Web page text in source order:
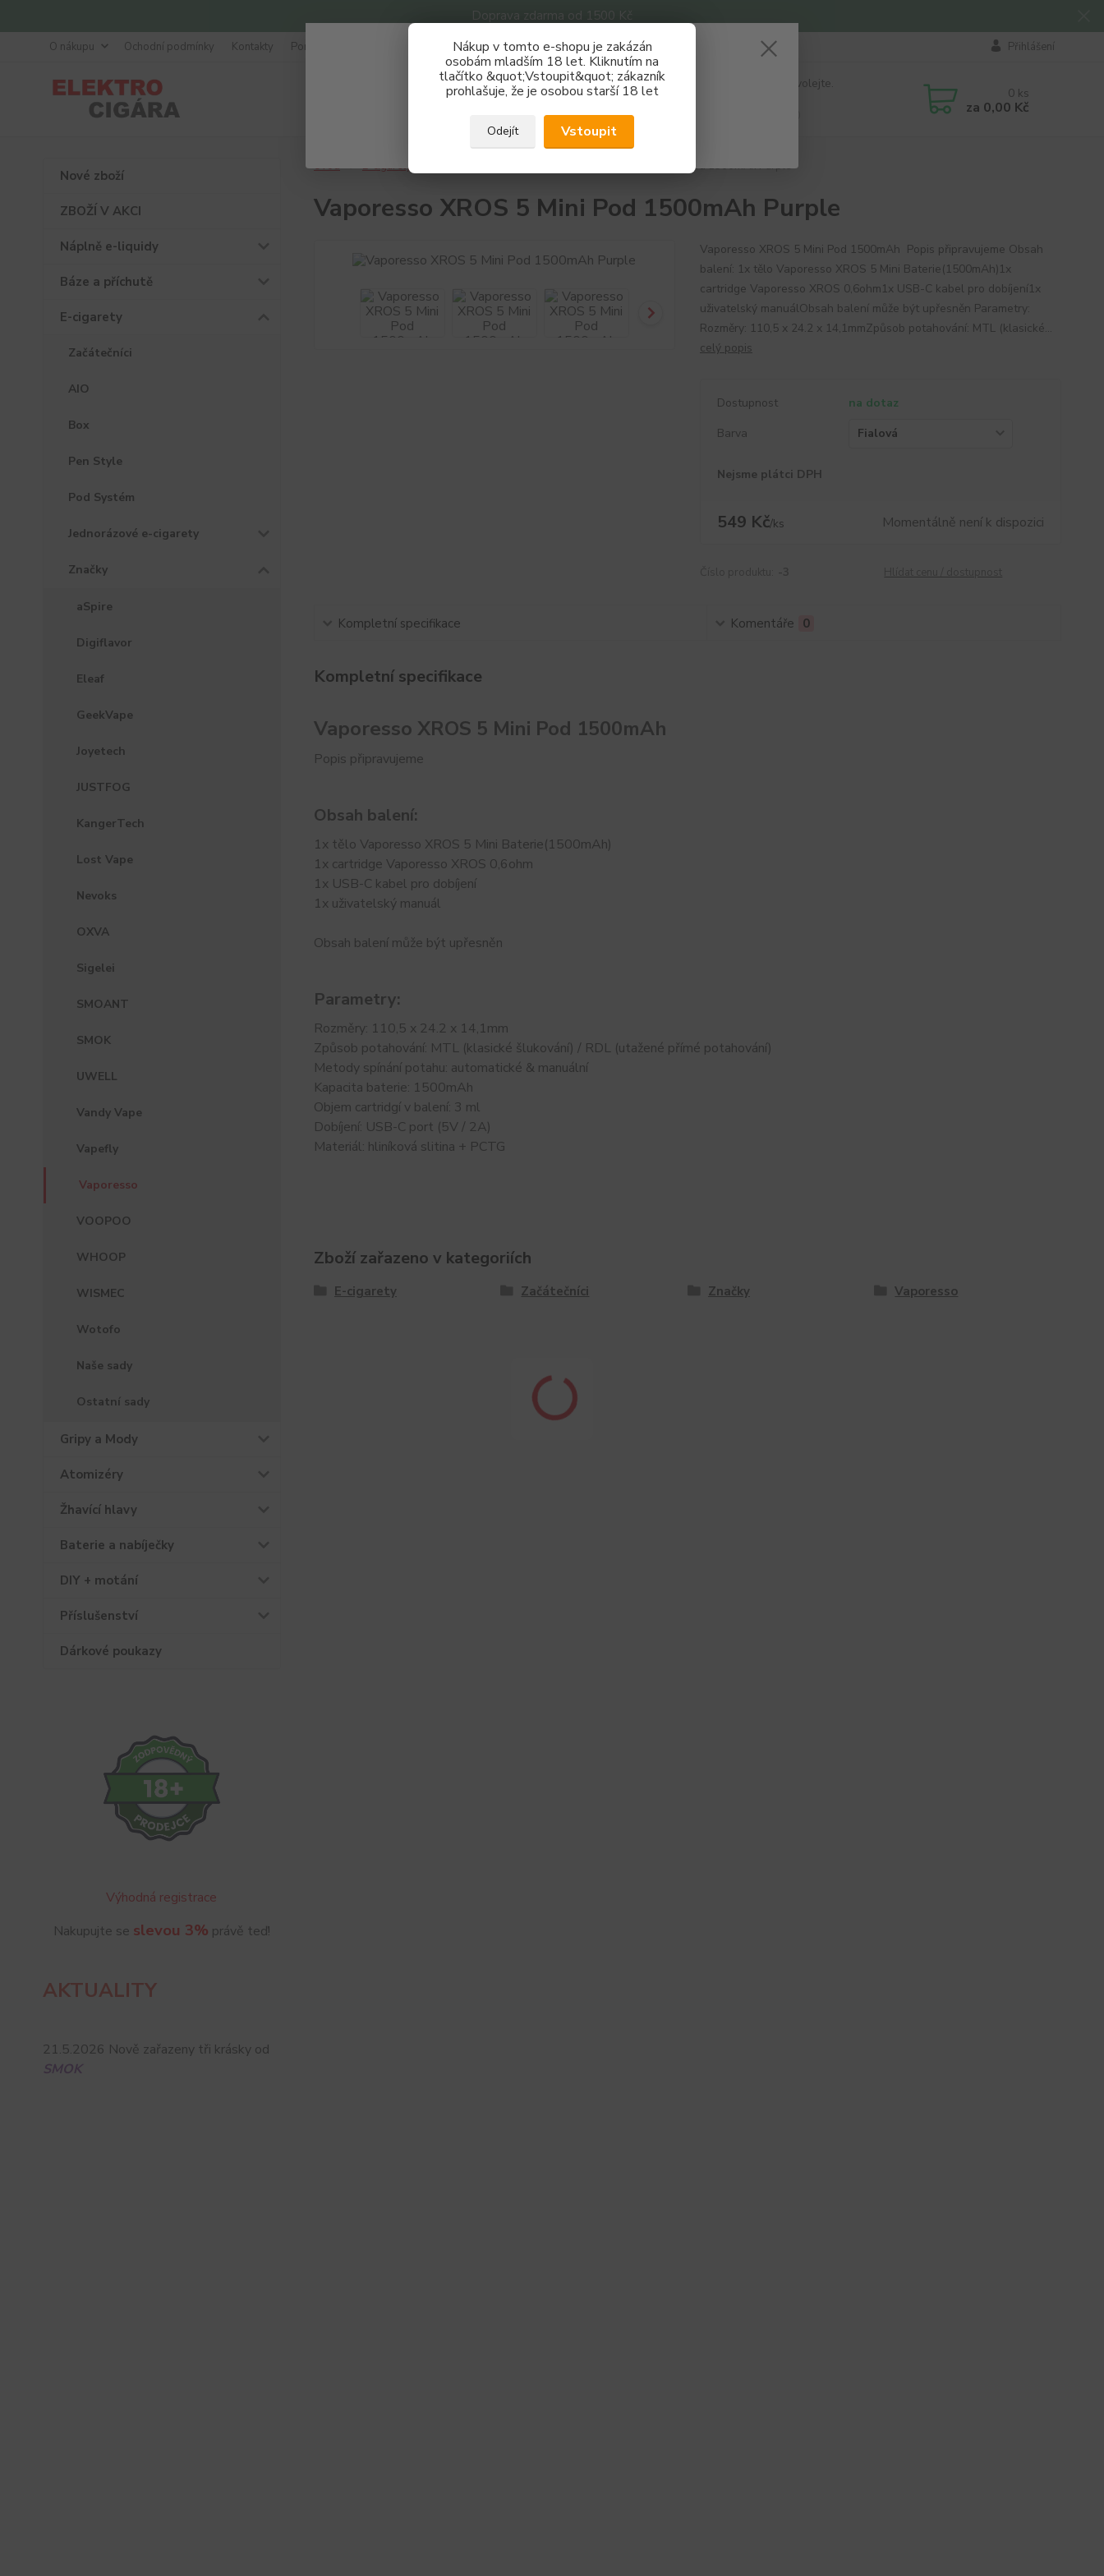
Doprava zdarma od 1500 Kč
Nákup v tomto e-shopu je zakázán
osobám mladším 18 let. Kliknutím na
tlačítko &quot;Vstoupit&quot; zákazník
prohlašuje, že je osobou starší 18 let
Odejít Vstoupit
O nákupu Ochodní podmínky Kontakty Poradna Přihlášení
Hledat
Nevíte si rady? Zavolejte.
0 ks
za 0,00 Kč
Nové zboží
ZBOŽÍ V AKCI
Náplně e-liquidy
Báze a příchutě
E-cigarety
Začátečníci
AIO
Box
Pen Style
Pod Systém
Jednorázové e-cigarety
Značky
aSpire
Digiflavor
Eleaf
GeekVape
Joyetech
JUSTFOG
KangerTech
Lost Vape
Nevoks
OXVA
Sigelei
SMOANT
SMOK
UWELL
Vandy Vape
Vapefly
Vaporesso
VOOPOO
WHOOP
WISMEC
Wotofo
Naše sady
Ostatní sady
Gripy a Mody
Atomizéry
Žhavící hlavy
Baterie a nabíječky
DIY + motání
Příslušenství
Dárkové poukazy
Výhodná registrace
Nakupujte se slevou 3% právě teď!
AKTUALITY
21.5.2026 Nově zařazeny tři krásky od
SMOK
Úvod E-cigarety Vaporesso XROS 5 Mini Pod 1500mAh Purple
Vaporesso XROS 5 Mini Pod 1500mAh Purple
Vaporesso XROS 5 Mini Pod 1500mAh Popis připravujeme Obsah
balení: 1x tělo Vaporesso XROS 5 Mini Baterie(1500mAh)1x
cartridge Vaporesso XROS 0,6ohm1x USB-C kabel pro dobíjení1x
uživatelský manuálObsah balení může být upřesněn Parametry:
Rozměry: 110,5 x 24.2 x 14,1mmZpůsob potahování: MTL (klasické...
celý popis
Dostupnost
na dotaz
Barva
Nejsme plátci DPH
549 Kč/ks Momentálně není k dispozici
Kompletní specifikace Komentáře 0
Kompletní specifikace
Vaporesso XROS 5 Mini Pod 1500mAh
Popis připravujeme
Obsah balení:
1x tělo Vaporesso XROS 5 Mini Baterie(1500mAh)
1x cartridge Vaporesso XROS 0,6ohm
1x USB-C kabel pro dobíjení
1x uživatelský manuál
Obsah balení může být upřesněn
Parametry:
Rozměry: 110,5 x 24.2 x 14,1mm
Způsob potahování: MTL (klasické šlukování) / RDL (utažené přímé potahování)
Metody spínání potahu: automatické & manuální
Kapacita baterie: 1500mAh
Objem cartridgí v balení: 3 ml
Dobíjení: USB-C port (5V / 2A)
Materiál: hliníková slitina + PCTG
Zboží zařazeno v kategoriích
E-cigarety Začátečníci Značky Vaporesso
Získej slevu 3%
Zaregistruj se a nakupuj se slevou právě teď!
REGISTRAČNÍ FORMULÁŘ
Zavřít